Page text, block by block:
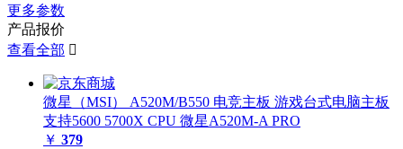
更多参数
产品报价
查看全部 
微星（MSI） A520M/B550 电竞主板 游戏台式电脑主板
支持5600 5700X CPU 微星A520M-A PRO
￥ 379